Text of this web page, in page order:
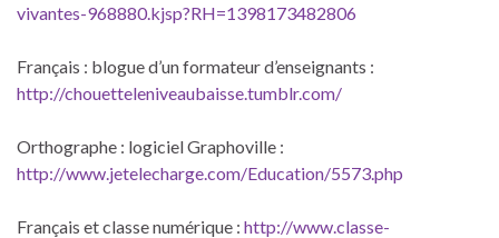
vivantes-968880.kjsp?RH=1398173482806
Français : blogue d’un formateur d’enseignants :
http://chouetteleniveaubaisse.tumblr.com/
Orthographe : logiciel Graphoville :
http://www.jetelecharge.com/Education/5573.php
Français et classe numérique : http://www.classe-